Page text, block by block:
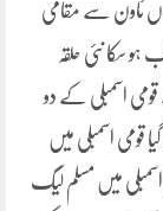
ٹاون سے مقامی
ہو سکا نئی حلقہ
اسمبلی کے دو
قومی اسمبلی میں
اسمبلی میں مسلم لیگ